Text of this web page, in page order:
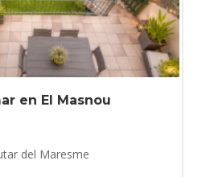
en El Masnou
del Maresme